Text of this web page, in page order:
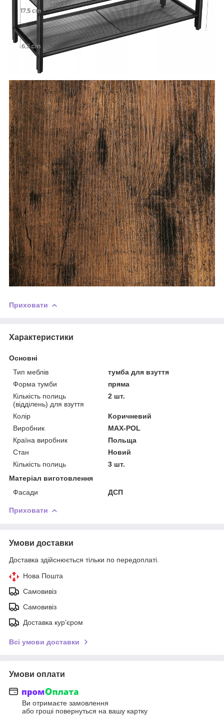
Приховати
Характеристики
Основні
Тип меблів
тумба для взуття
Форма тумби
пряма
Кількість полиць
(відділень) для взуття
2 шт.
Колір
Коричневий
Виробник
MAX-POL
Країна виробник
Польща
Стан
Новий
Кількість полиць
3 шт.
Матеріал виготовлення
Фасади
ДСП
Приховати
Умови доставки
Доставка здійснюється тільки по передоплаті.
Нова Пошта
Самовивіз
Самовивіз
Доставка кур'єром
Всі умови доставки
Умови оплати
Ви отримаєте замовлення
або гроші повернуться на вашу картку